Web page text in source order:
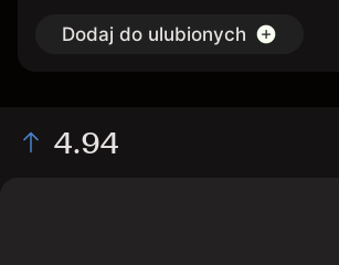
Dodaj do ulubionych
4.94